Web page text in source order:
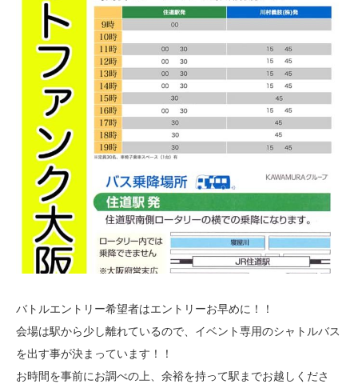
バトルエントリー希望者はエントリーお早めに！！
会場は駅から少し離れているので、イベント専用のシャトルバス
を出す事が決まっています！！
お時間を事前にお調べの上、余裕を持って駅までお越しくださ